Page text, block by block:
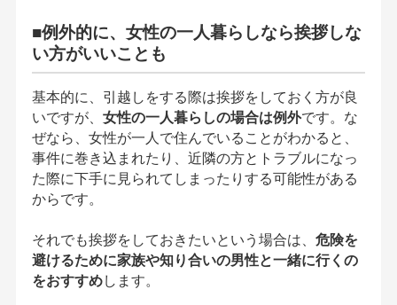
■例外的に、女性の一人暮らしなら挨拶しな
い方がいいことも
基本的に、引越しをする際は挨拶をしておく方が良
いですが、 女性の一人暮らしの場合は例外です。な
ぜなら、女性が一人で住んでいることがわかると、
事件に巻き込まれたり、近隣の方とトラブルになっ
た際に下手に見られてしまったりする可能性がある
からです。
それでも挨拶をしておきたいという場合は、 危険を
避けるために家族や知り合いの男性と一緒に行くの
をおすすめします。